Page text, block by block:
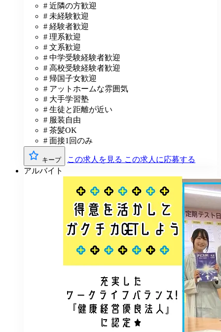
# 近隣の方歓迎
# 未経験歓迎
# 経験者歓迎
# 理系歓迎
# 文系歓迎
# 中学受験経験者歓迎
# 高校受験経験者歓迎
# 帰国子女歓迎
# アットホームな雰囲気
# 大手学習塾
# 生徒と距離が近い
# 服装自由
# 茶髪OK
# 面接1回のみ
キープ この求人を見る この求人に応募する
アルバイト